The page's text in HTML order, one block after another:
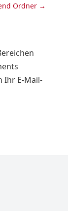
Ordner →
Ihr E-Mail-